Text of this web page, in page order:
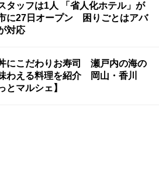
タッフは1人 「省人化ホテル」が
に27日オープン 困りごとはアバ
対応
にこだわりお寿司 瀬戸内の海の
わえる料理を紹介 岡山・香川
とマルシェ】